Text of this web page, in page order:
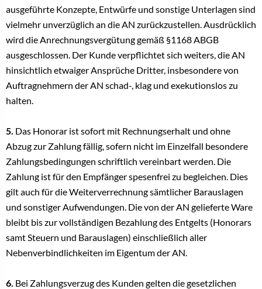
ausgeführte Konzepte, Entwürfe und sonstige Unterlagen sind
vielmehr unverzüglich an die AN zurückzustellen. Ausdrücklich
wird die Anrechnungsvergütung gemäß §1168 ABGB
ausgeschlossen. Der Kunde verpflichtet sich weiters, die AN
hinsichtlich etwaiger Ansprüche Dritter, insbesondere von
Auftragnehmern der AN schad-, klag und exekutionslos zu
halten.
5. Das Honorar ist sofort mit Rechnungserhalt und ohne
Abzug zur Zahlung fällig, sofern nicht im Einzelfall besondere
Zahlungsbedingungen schriftlich vereinbart werden. Die
Zahlung ist für den Empfänger spesenfrei zu begleichen. Dies
gilt auch für die Weiterverrechnung sämtlicher Barauslagen
und sonstiger Aufwendungen. Die von der AN gelieferte Ware
bleibt bis zur vollständigen Bezahlung des Entgelts (Honorars
samt Steuern und Barauslagen) einschließlich aller
Nebenverbindlichkeiten im Eigentum der AN.
6. Bei Zahlungsverzug des Kunden gelten die gesetzlichen